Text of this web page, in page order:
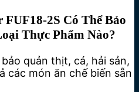
2S Có Thể Bảo
Thực Phẩm Nào?
quản thịt, cá, hải sản,
các món ăn chế biến sẵn